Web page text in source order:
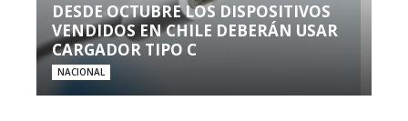
DESDE OCTUBRE LOS DISPOSITIVOS
VENDIDOS EN CHILE DEBERÁN USAR
CARGADOR TIPO C
NACIONAL